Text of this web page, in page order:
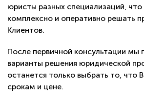
юристы разных специализаций, что
комплексно и оперативно решать
Клиентов.
После первичной консультации
варианты решения юридической
останется только выбрать то, что
срокам и цене.